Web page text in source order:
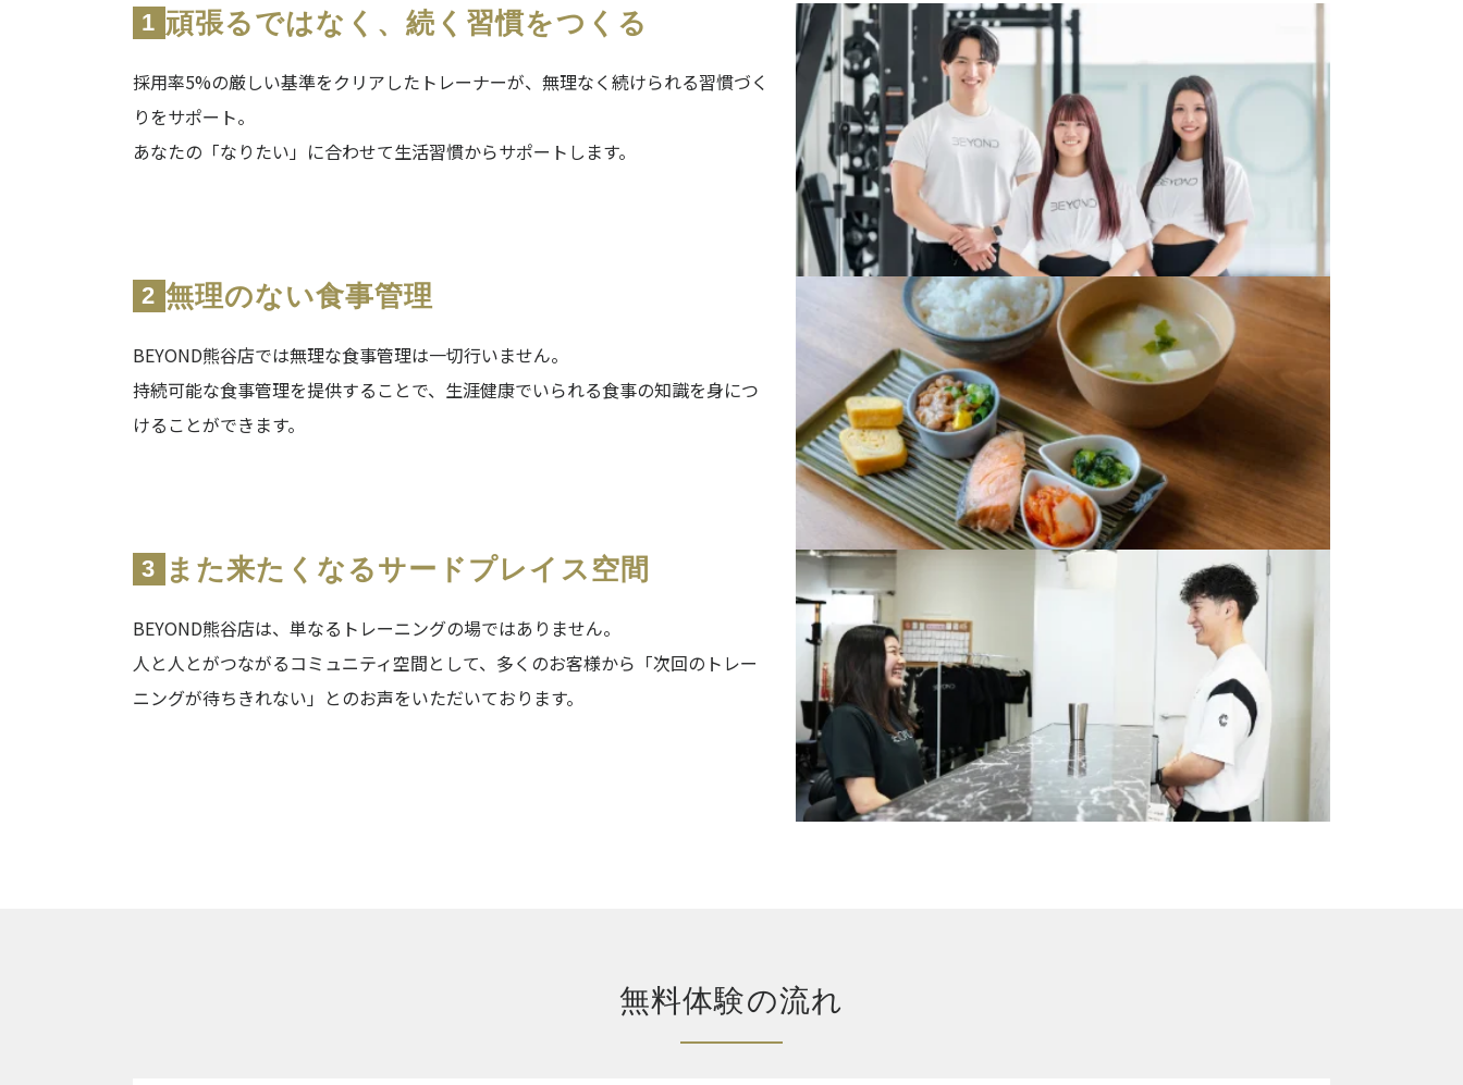
1 頑張るではなく、続く習慣をつくる
採用率5%の厳しい基準をクリアしたトレーナーが、無理なく続けられる習慣づく
りをサポート。
あなたの「なりたい」に合わせて生活習慣からサポートします。
2 無理のない食事管理
BEYOND熊谷店では無理な食事管理は一切行いません。
持続可能な食事管理を提供することで、生涯健康でいられる食事の知識を身につ
けることができます。
3 また来たくなるサードプレイス空間
BEYOND熊谷店は、単なるトレーニングの場ではありません。
人と人とがつながるコミュニティ空間として、多くのお客様から「次回のトレー
ニングが待ちきれない」とのお声をいただいております。
無料体験の流れ